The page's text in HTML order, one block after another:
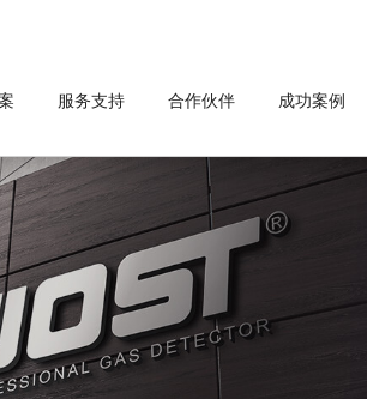
服务支持 合作伙伴 成功案例